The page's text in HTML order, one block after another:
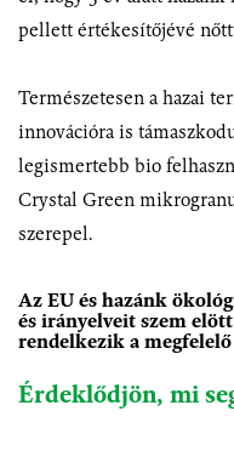
pellett értékesítőjévé
Természetesen a hazai
innovációra is
legismertebb bio
Crystal Green
szerepel.
Az EU és hazánk
és irányelveit szem
rendelkezik a
Érdeklődjön, mi